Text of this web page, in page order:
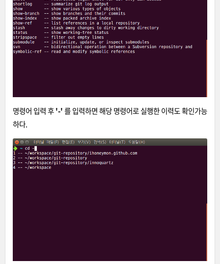
명령어 입력 후'-'를 입력하면 해당 명령어로 실행한 이력도 확인가능
하다.